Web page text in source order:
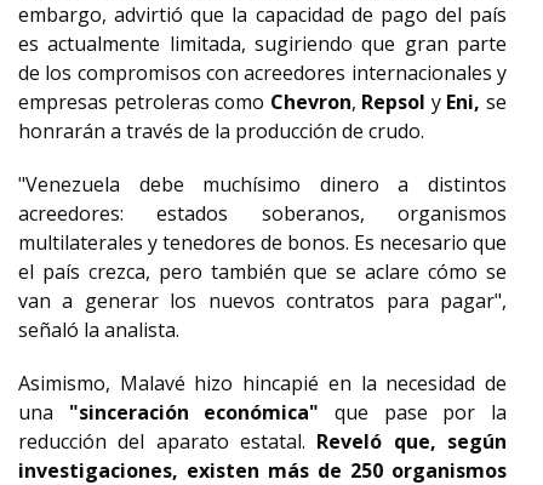
embargo, advirtió que la capacidad de pago del país
es actualmente limitada, sugiriendo que gran parte
de los compromisos con acreedores internacionales y
empresas petroleras como Chevron, Repsol y Eni, se
honrarán a través de la producción de crudo.
"Venezuela debe muchísimo dinero a distintos
acreedores: estados soberanos, organismos
multilaterales y tenedores de bonos. Es necesario que
el país crezca, pero también que se aclare cómo se
van a generar los nuevos contratos para pagar",
señaló la analista.
Asimismo, Malavé hizo hincapié en la necesidad de
una "sinceración económica" que pase por la
reducción del aparato estatal. Reveló que, según
investigaciones, existen más de 250 organismos